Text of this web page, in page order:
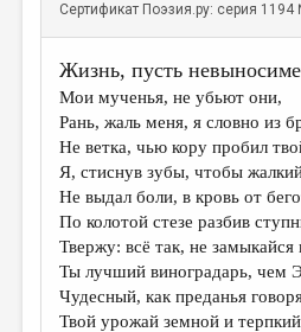
НОВОСТИ
ПРАВИЛА САЙТА
ОТДЕЛЫ И РУБРИКИ
ИЗБРАННОЕ
ДАЙДЖЕСТ
ПРОИЗВЕДЕНИЯ
ПЕРЕВОДЫ
КОНКУРСЫ
Сертификат Поэзия.ру: серия
Жизнь, пусть
Мои мученья, не убьют они,
Рань, жаль меня, я словно из
Не ветка, чью кору пробил
Я, стиснув зубы, чтобы
Не выдал боли, в кровь от
По колотой стезе разбив
Твержу: всё так, не замыкайся
Ты лучший виноградарь, чем
Чудесный, как преданья
Твой урожай земной и